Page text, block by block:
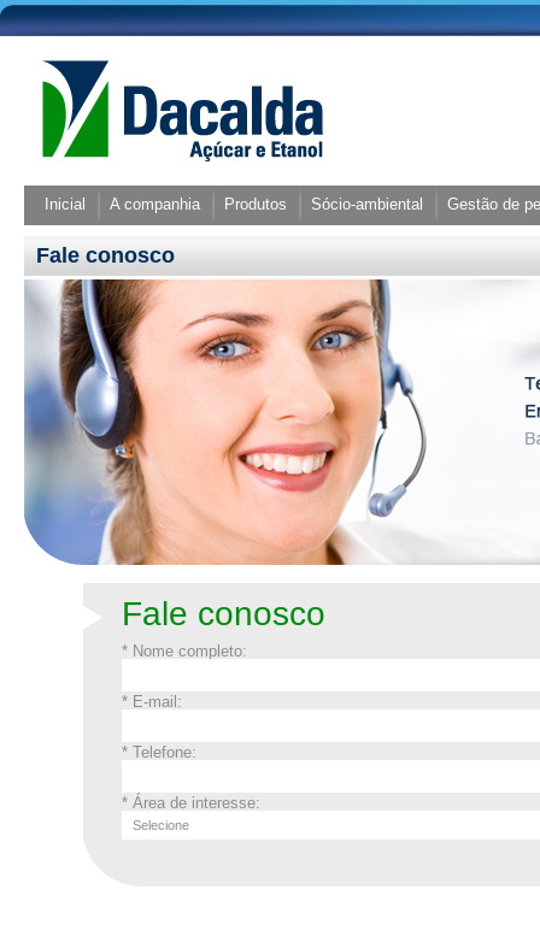
Inicial A companhia Produtos Sócio-ambiental Gestão de
Fale conosco
Fale conosco
* Nome completo:
* E-mail:
* Telefone:
* Área de interesse: